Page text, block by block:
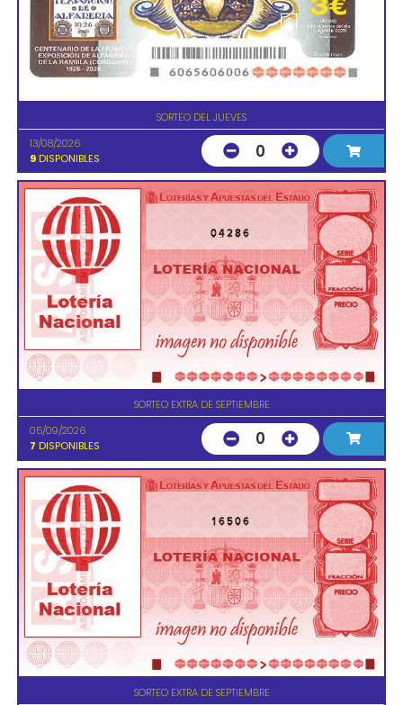
SORTEO DEL JUEVES
13/08/2026
9 DISPONIBLES 0
04286
SORTEO EXTRA DE SEPTIEMBRE
05/09/2026
7 DISPONIBLES 0
16506
SORTEO EXTRA DE SEPTIEMBRE